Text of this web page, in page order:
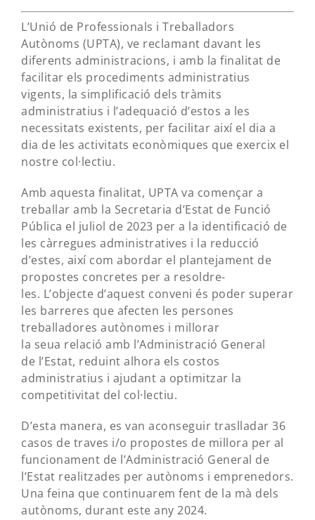
L’Unió de Professionals i Treballadors
Autònoms (UPTA), ve reclamant davant les
diferents administracions, i amb la finalitat de
facilitar els procediments administratius
vigents, la simplificació dels tràmits
administratius i l’adequació d’estos a les
necessitats existents, per facilitar així el dia a
dia de les activitats econòmiques que exercix el
nostre col·lectiu.
Amb aquesta finalitat, UPTA va començar a
treballar amb la Secretaria d’Estat de Funció
Pública el juliol de 2023 per a la identificació de
les càrregues administratives i la reducció
d’estes, així com abordar el plantejament de
propostes concretes per a resoldre-
les. L’objecte d’aquest conveni és poder superar
les barreres que afecten les persones
treballadores autònomes i millorar
la seua relació amb l’Administració General
de l’Estat, reduint alhora els costos
administratius i ajudant a optimitzar la
competitivitat del col·lectiu.
D’esta manera, es van aconseguir traslladar 36
casos de traves i/o propostes de millora per al
funcionament de l’Administració General de
l’Estat realitzades per autònoms i emprenedors.
Una feina que continuarem fent de la mà dels
autònoms, durant este any 2024.